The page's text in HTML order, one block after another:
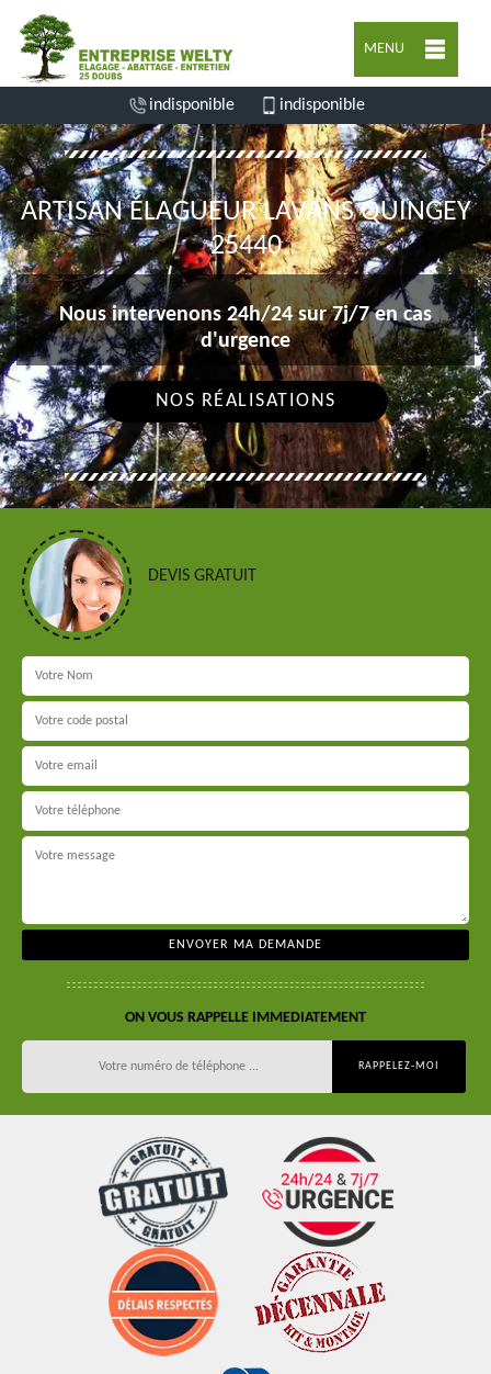
MENU
indisponible indisponible
ARTISAN ÉLAGUEUR LAVANS QUINGEY
25440
Nous intervenons 24h/24 sur 7j/7 en cas
d'urgence
NOS RÉALISATIONS
DEVIS GRATUIT
ON VOUS RAPPELLE IMMEDIATEMENT